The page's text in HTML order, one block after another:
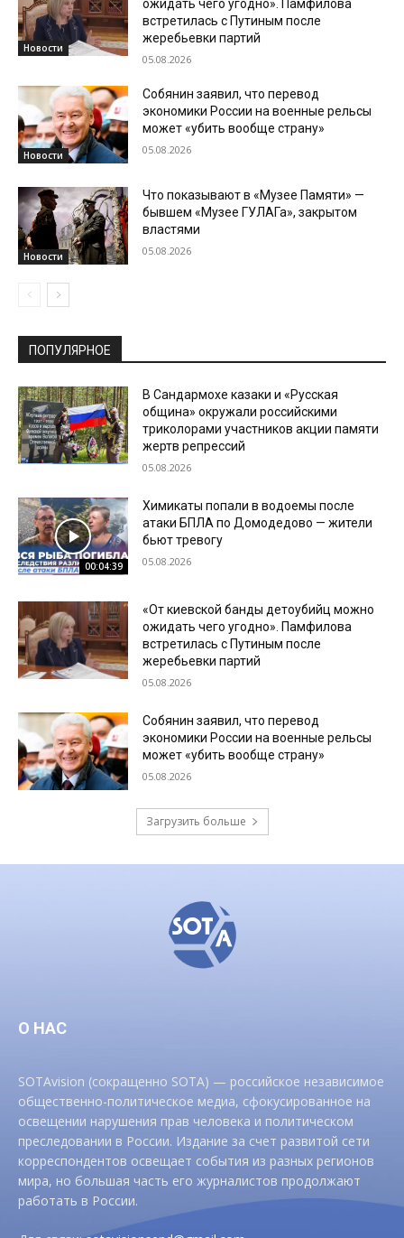
Новости
ожидать чего угодно». Памфилова
встретилась с Путиным после
жеребьевки партий
05.08.2026
Новости
Собянин заявил, что перевод
экономики России на военные рельсы
может «убить вообще страну»
05.08.2026
Новости
Что показывают в «Музее Памяти» —
бывшем «Музее ГУЛАГа», закрытом
властями
05.08.2026
ПОПУЛЯРНОЕ
В Сандармохе казаки и «Русская
община» окружали российскими
триколорами участников акции памяти
жертв репрессий
05.08.2026
00:04:39
Химикаты попали в водоемы после
атаки БПЛА по Домодедово — жители
бьют тревогу
05.08.2026
«От киевской банды детоубийц можно
ожидать чего угодно». Памфилова
встретилась с Путиным после
жеребьевки партий
05.08.2026
Собянин заявил, что перевод
экономики России на военные рельсы
может «убить вообще страну»
05.08.2026
Загрузить больше
О НАС
SOTAvision (сокращенно SOTA) — российское независимое
общественно-политическое медиа, сфокусированное на
освещении нарушения прав человека и политическом
преследовании в России. Издание за счет развитой сети
корреспондентов освещает события из разных регионов
мира, но большая часть его журналистов продолжают
работать в России.